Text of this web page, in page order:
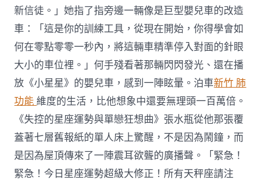
新信徒。」她指了指旁邊一輛像是巨型嬰兒車的改造
車：「這是你的訓練工具，從現在開始，你得學會如
何在零點零零一秒內，將這輛車精準停入對面的針眼
大小的車位裡。」何手殘看著那輛閃閃發光、還在播
放《小星星》的嬰兒車，感到一陣眩暈。泊車新竹 肺
功能 維度的生活，比他想象中還要無理頭一百萬倍。
《失控的星座運勢與單戀狂想曲》張水瓶從他那張覆
蓋著七層舊報紙的單人床上驚醒，不是因為鬧鐘，而
是因為屋頂傳來了一陣震耳欲聾的廣播聲。「緊急！
緊急！今日星座運勢超級大修正！所有天秤座請注